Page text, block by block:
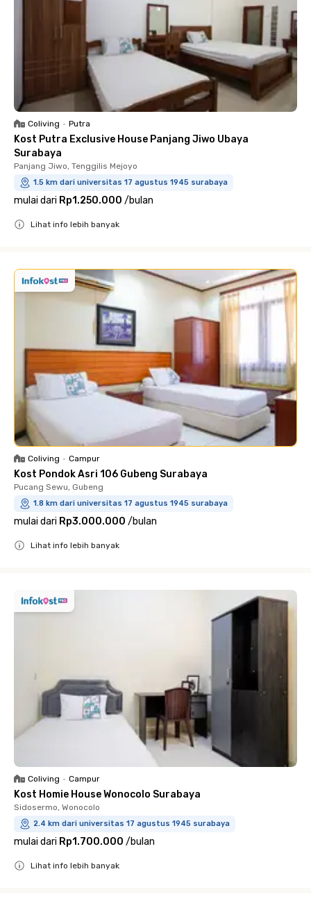
Coliving • Putra
Kost Putra Exclusive House Panjang Jiwo Ubaya
Surabaya
Panjang Jiwo, Tenggilis Mejoyo
1.5 km dari universitas 17 agustus 1945 surabaya
mulai dari Rp1.250.000 /bulan
Lihat info lebih banyak
Coliving • Campur
Kost Pondok Asri 106 Gubeng Surabaya
Pucang Sewu, Gubeng
1.8 km dari universitas 17 agustus 1945 surabaya
mulai dari Rp3.000.000 /bulan
Lihat info lebih banyak
Coliving • Campur
Kost Homie House Wonocolo Surabaya
Sidosermo, Wonocolo
2.4 km dari universitas 17 agustus 1945 surabaya
mulai dari Rp1.700.000 /bulan
Lihat info lebih banyak